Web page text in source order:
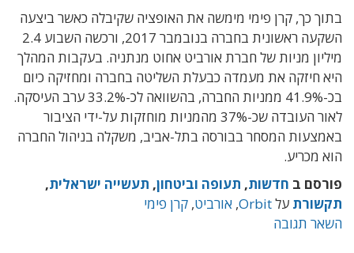
בתוך כך, קרן פימי מימשה את האופציה שקיבלה כאשר ביצעה
השקעה ראשונית בחברה בנובמבר 2017, ורכשה השבוע 2.4
מיליון מניות של חברת אורביט אחוט מנתניה. בעקבות המהלך
היא חיזקה את מעמדה כבעלת השליטה בחברה ומחזיקה כיום
בכ-41.9% ממניות החברה, בהשוואה לכ-33.2% ערב העיסקה.
לאור העובדה שכ-37% מהמניות מוחזקות על-ידי הציבור
באמצעות המסחר בבורסה בתל-אביב, משקלה בניהול החברה
הוא מכריע.
פורסם ב חדשות, תעופה וביטחון, תעשייה ישראלית,
תקשורת עלOrbit
, אורביט, קרן פימי
השאר תגובה